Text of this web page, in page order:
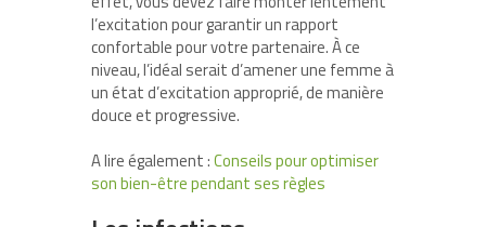
l’excitation pour garantir un rapport
confortable pour votre partenaire. À ce
niveau, l’idéal serait d’amener une femme à
un état d’excitation approprié, de manière
douce et progressive.
A lire également :Conseils pour optimiser
son bien-être pendant ses règles